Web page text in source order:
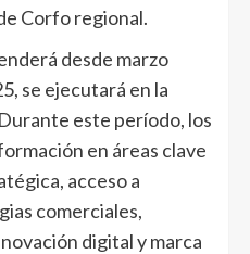
Corfo regional.
desde marzo
se ejecutará en la
este período, los
en áreas clave
acceso a
comerciales,
digital y marca